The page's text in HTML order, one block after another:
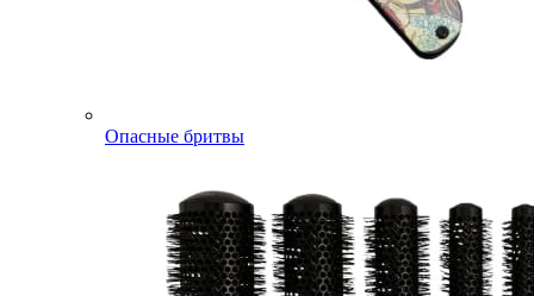
Опасные бритвы